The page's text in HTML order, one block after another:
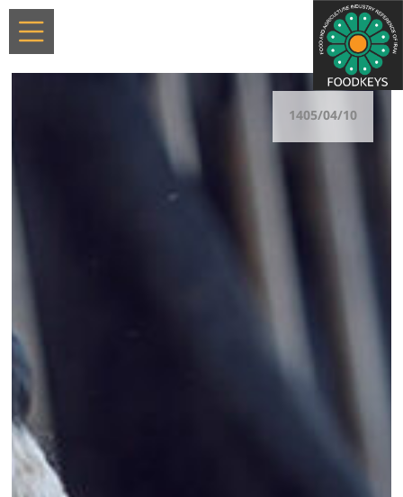
1405/04/10